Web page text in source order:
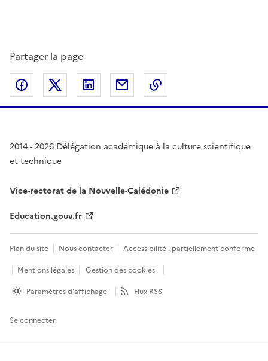
Partager la page
Partager sur Facebook
Partager sur Twitter
Partager sur LinkedIn
Partager par email
2014 - 2026 Délégation académique à la culture scientifique
et technique
Vice-rectorat de la Nouvelle-Calédonie
Education.gouv.fr
Plan du site Nous contacter
Accessibilité : partiellement conforme
Mentions légales
Gestion des cookies
Paramètres d'affichage
Flux RSS
Se connecter